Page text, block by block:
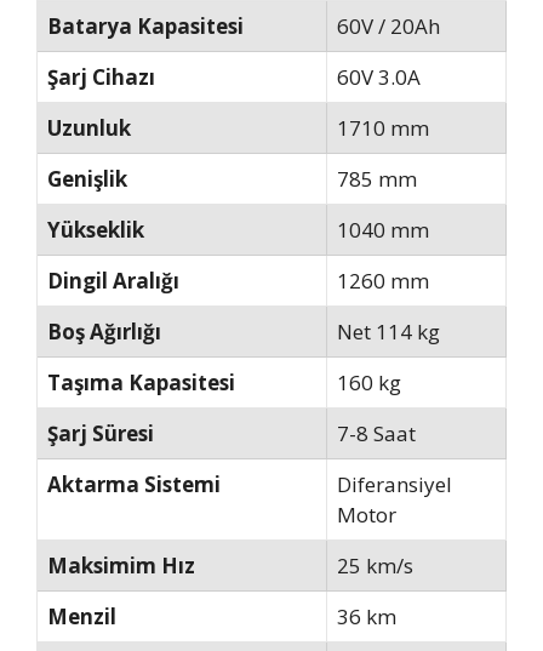
Batarya Kapasitesi
60V / 20Ah
Şarj Cihazı
60V 3.0A
Uzunluk
1710 mm
Genişlik
785 mm
Yükseklik
1040 mm
Dingil Aralığı
1260 mm
Boş Ağırlığı
Net 114 kg
Taşıma Kapasitesi
160 kg
Şarj Süresi
7-8 Saat
Aktarma Sistemi
Diferansiyel
Motor
Maksimim Hız
25 km/s
Menzil
36 km